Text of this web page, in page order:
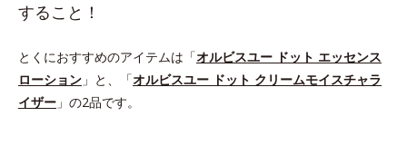
すること！
とくにおすすめのアイテムは「オルビスユー ドット エッセンス
ローション 」と、「オルビスユー ドット クリームモイスチャラ
イザー 」の2品です。